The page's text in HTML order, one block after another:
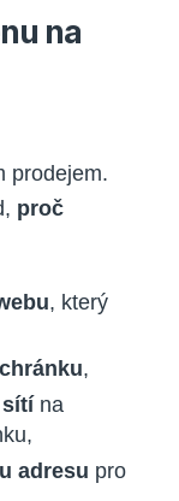
na
prodejem.
proč
, který
,
sítí na
adresu pro